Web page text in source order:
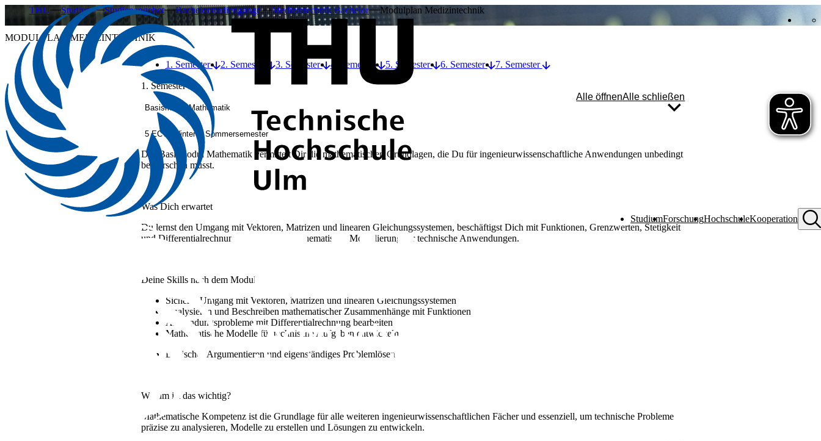
StudiumForschungHochschuleKooperation
THU Studium Studienangebot Bachelorstudiengänge Medizintechnik Bachelor Modulplan Medizintechnik
MODULPLAN MEDIZINTECHNIK
1. Semester 2. Semester 3. Semester 4. Semester 5. Semester 6. Semester 7. Semester
1. Semester
Alle öffnenAlle schließen
Basismodul Mathematik
5 ECTS Winter- / Sommersemester
Das Basismodul Mathematik vermittelt Dir die mathematischen Grundlagen, die Du für ingenieurwissenschaftliche Anwendungen unbedingt
beherrschen musst.
Was Dich erwartet
Du lernst den Umgang mit Vektoren, Matrizen und linearen Gleichungssystemen, beschäftigst Dich mit Funktionen, Grenzwerten, Stetigkeit
und Differentialrechnung und übst die mathematische Modellierung für technische Anwendungen.
Deine Skills nach dem Modul
Sicherer Umgang mit Vektoren, Matrizen und linearen Gleichungssystemen
Analysieren und Beschreiben mathematischer Zusammenhänge mit Funktionen
Anwendungsprobleme mit Differentialrechnung bearbeiten
Mathematische Modelle für technische Aufgaben entwickeln
Logisches Argumentieren und eigenständiges Problemlösen
Warum ist das wichtig?
Mathematische Kompetenz ist die Grundlage für alle weiteren ingenieurwissenschaftlichen Fächer und essenziell, um technische Probleme
präzise zu analysieren, Modelle zu erstellen und Lösungen zu entwickeln.